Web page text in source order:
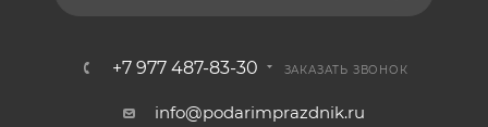
+7 977 487-83-30 ЗАКАЗАТЬ ЗВОНОК
info@podarimprazdnik.ru